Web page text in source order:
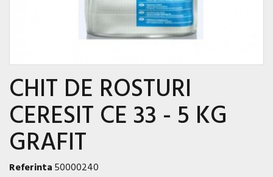
CHIT DE ROSTURI
CERESIT CE 33 - 5 KG
GRAFIT
Referinta50000240